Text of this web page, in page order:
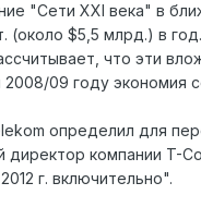
"Сети XXI века" в
(около $5,5 млрд.) в
что эти
09 году экономия
определил для
директор компании T-
г. включительно".